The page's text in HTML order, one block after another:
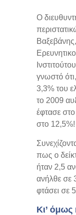
Ο
γνωστό
3,3% του
το 2009
έφτασε
στο 12,5%!
πως ο
ήταν 2,5
ανήλθε σε
φτάσει σε
Κι’ όμως